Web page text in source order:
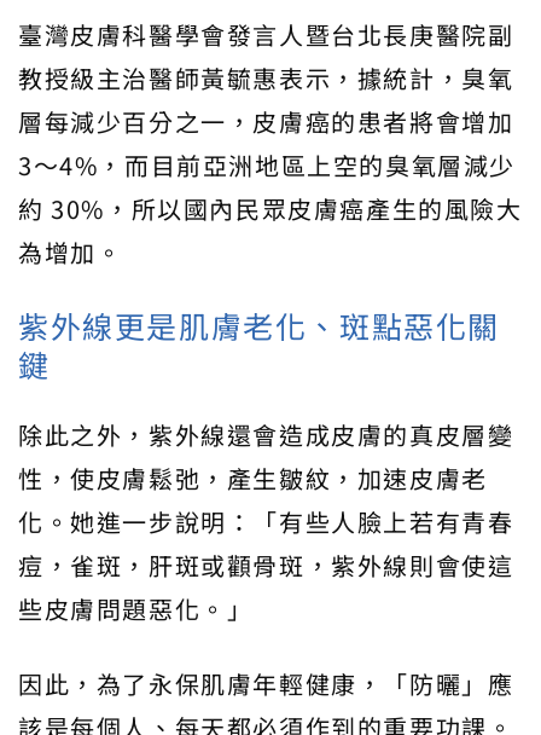
臺灣皮膚科醫學會發言人暨台北長庚醫院副
教授級主治醫師黃毓惠表示，據統計，臭氧
層每減少百分之一，皮膚癌的患者將會增加
3〜4%，而目前亞洲地區上空的臭氧層減少
約 30%，所以國內民眾皮膚癌產生的風險大
為增加。
紫外線更是肌膚老化、斑點惡化關
鍵
除此之外，紫外線還會造成皮膚的真皮層變
性，使皮膚鬆弛，產生皺紋，加速皮膚老
化。她進一步說明：「有些人臉上若有青春
痘，雀斑，肝斑或顴骨斑，紫外線則會使這
些皮膚問題惡化。」
因此，為了永保肌膚年輕健康，「防曬」應
該是每個人、每天都必須作到的重要功課。